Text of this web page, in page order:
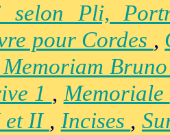
selon Pli,
pour Cordes ,
1 ,Memoriale
et II , Incises ,